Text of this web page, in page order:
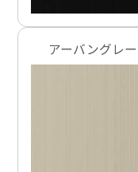
アーバングレー